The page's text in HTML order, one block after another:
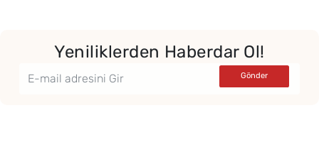
Yeniliklerden Haberdar Ol!